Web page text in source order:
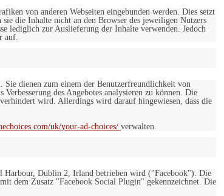
von anderen Webseiten eingebunden werden. Dies setzt
die Inhalte nicht an den Browser des jeweiligen Nutzers
lediglich zur Auslieferung der Inhalte verwenden. Jedoch
auf.
Sie dienen zum einem der Benutzerfreundlichkeit von
des Angebotes analysieren zu können. Die
wird. Allerdings wird darauf hingewiesen, dass die
uk/your-ad-choices/ verwalten.
Harbour, Dublin 2, Irland betrieben wird ("Facebook"). Die
dem Zusatz "Facebook Social Plugin" gekennzeichnet. Die